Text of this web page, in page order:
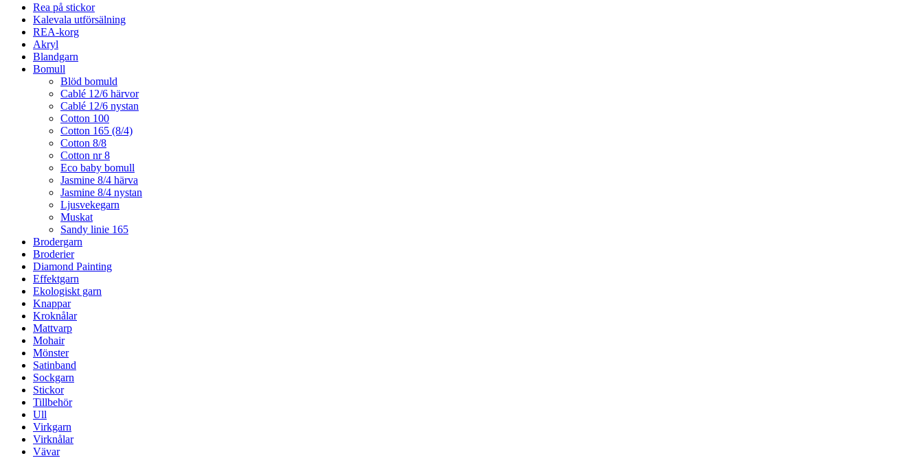
Rea på stickor
Kalevala utförsälning
REA-korg
Akryl
Blandgarn
Bomull
Blöd bomuld
Cablé 12/6 härvor
Cablé 12/6 nystan
Cotton 100
Cotton 165 (8/4)
Cotton 8/8
Cotton nr 8
Eco baby bomull
Jasmine 8/4 härva
Jasmine 8/4 nystan
Ljusvekegarn
Muskat
Sandy linie 165
Brodergarn
Broderier
Diamond Painting
Effektgarn
Ekologiskt garn
Knappar
Kroknålar
Mattvarp
Mohair
Mönster
Satinband
Sockgarn
Stickor
Tillbehör
Ull
Virkgarn
Virknålar
Vävar